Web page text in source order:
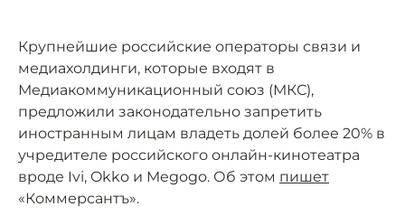
Крупнейшие российские операторы связи и
медиахолдинги, которые входят в
Медиакоммуникационный союз (МКС),
предложили законодательно запретить
иностранным лицам владеть долей более 20% в
учредителе российского онлайн-кинотеатра
вроде Ivi, Okko и Megogo. Об этом пишет
«Коммерсантъ».